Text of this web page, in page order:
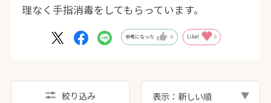
理なく手指消毒をしてもらっています。
参考になった 0 Like! 0
絞り込み 表示：新しい順